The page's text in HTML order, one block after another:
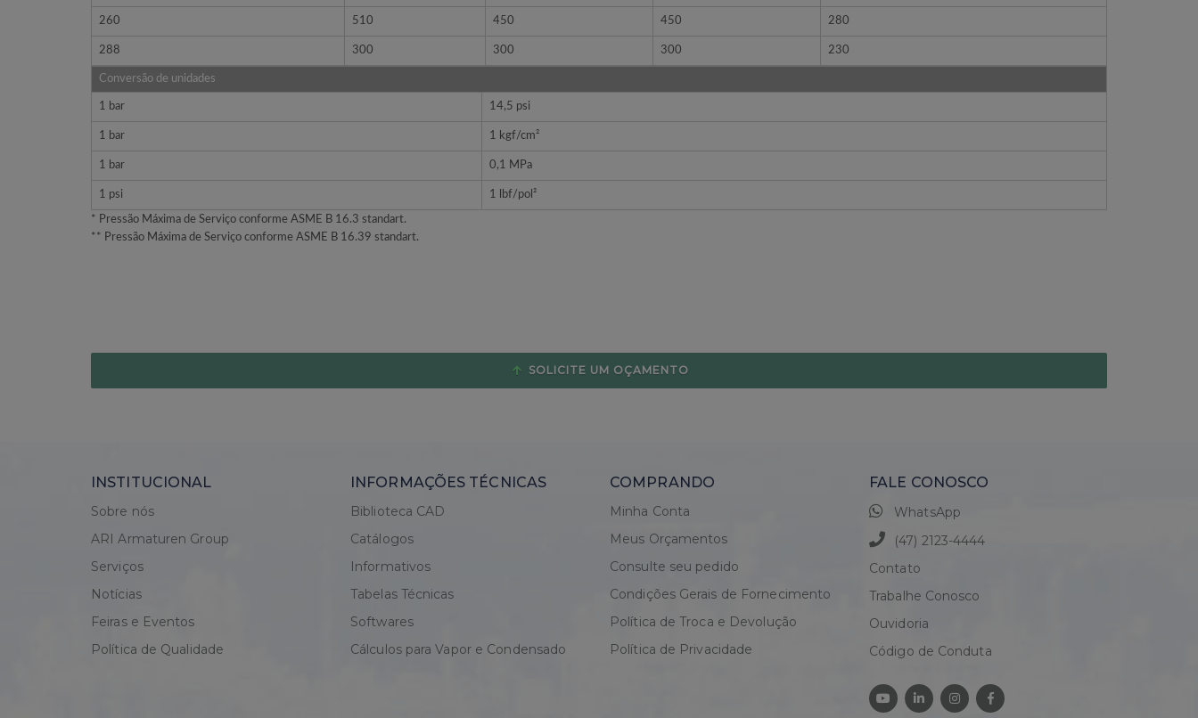
260 510 450 450 280
288 300 300 300 230
Conversão de unidades
1 bar 14,5 psi
1 bar 1 kgf/cm²
1 bar 0,1 MPa
1 psi 1 lbf/pol²
* Pressão Máxima de Serviço conforme ASME B 16.3 standart.
** Pressão Máxima de Serviço conforme ASME B 16.39 standart.
SOLICITE UM OÇAMENTO
INSTITUCIONAL
Sobre nós
ARI Armaturen Group
Serviços
Notícias
Feiras e Eventos
Política de Qualidade
INFORMAÇÕES TÉCNICAS
Biblioteca CAD
Catálogos
Informativos
Tabelas Técnicas
Softwares
Cálculos para Vapor e Condensado
COMPRANDO
Minha Conta
Meus Orçamentos
Consulte seu pedido
Condições Gerais de Fornecimento
Política de Troca e Devolução
Política de Privacidade
FALE CONOSCO
WhatsApp
(47) 2123-4444
Contato
Trabalhe Conosco
Ouvidoria
Código de Conduta